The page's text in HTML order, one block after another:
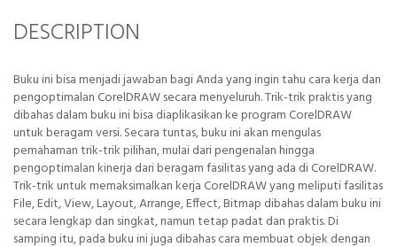
DESCRIPTION
Buku ini bisa menjadi jawaban bagi Anda yang ingin tahu cara kerja dan
pengoptimalan CorelDRAW secara menyeluruh. Trik-trik praktis yang
dibahas dalam buku ini bisa diaplikasikan ke program CorelDRAW
untuk beragam versi. Secara tuntas, buku ini akan mengulas
pemahaman trik-trik pilihan, mulai dari pengenalan hingga
pengoptimalan kinerja dari beragam fasilitas yang ada di CorelDRAW.
Trik-trik untuk memaksimalkan kerja CorelDRAW yang meliputi fasilitas
File, Edit, View, Layout, Arrange, Effect, Bitmap dibahas dalam buku ini
secara lengkap dan singkat, namun tetap padat dan praktis. Di
samping itu, pada buku ini juga dibahas cara membuat objek dengan